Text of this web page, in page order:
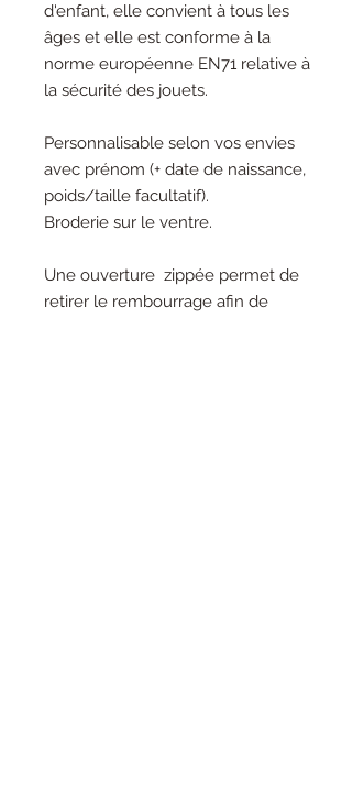
d'enfant, elle convient à tous les
âges et elle est conforme à la
norme européenne EN71 relative à
la sécurité des jouets.
Personnalisable selon vos envies
avec prénom (+ date de naissance,
poids/taille facultatif).
Broderie sur le ventre.
Une ouverture zippée permet de
retirer le rembourrage afin de